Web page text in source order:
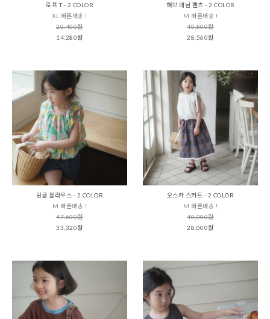
로프 T - 2 COLOR
XL 빠른배송 !
20,400원
14,280원
해브 데님 팬츠 - 2 COLOR
M 빠른배송 !
40,800원
28,560원
링클 블라우스 - 2 COLOR
M 빠른배송 !
47,600원
33,320원
오스카 스커트 - 2 COLOR
M 빠른배송 !
40,000원
28,000원